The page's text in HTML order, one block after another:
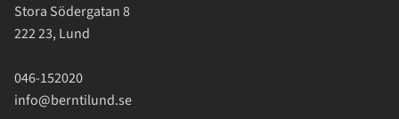
Stora Södergatan 8
222 23, Lund
046-152020
info@berntilund.se